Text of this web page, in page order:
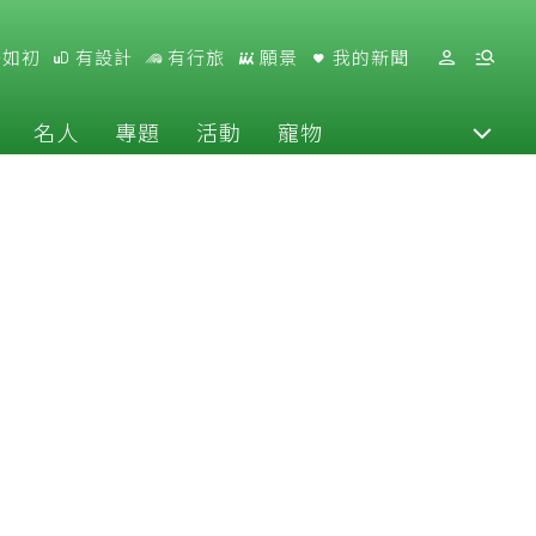
初 有設計 有行旅 願景 我的新聞
名人 專題 活動 寵物